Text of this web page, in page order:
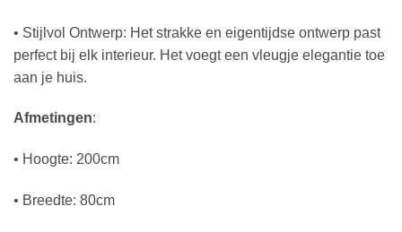
• Stijlvol Ontwerp: Het strakke en eigentijdse ontwerp past
perfect bij elk interieur. Het voegt een vleugje elegantie toe
aan je huis.
Afmetingen:
• Hoogte: 200cm
• Breedte: 80cm